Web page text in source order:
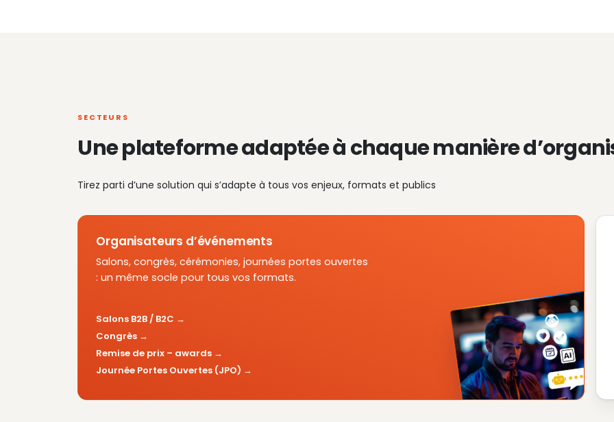
SECTEURS
Une plateforme adaptée à chaque manière
Tirez parti d’une solution qui s’adapte à tous vos enjeux, formats et publics
Organisateurs d’événements
Salons, congrès, cérémonies, journées portes ouvertes
: un même socle pour tous vos formats.
Salons B2B / B2C
Congrès
Remise de prix – awards
Journée Portes Ouvertes (JPO)